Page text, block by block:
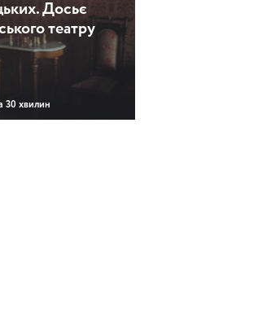
Досьє
театру
30 хвилин